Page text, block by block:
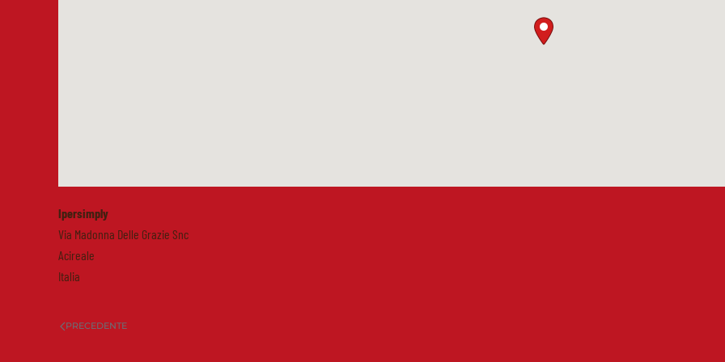
Ipersimply
Via Madonna Delle Grazie Snc
Acireale
Italia
PRECEDENTE